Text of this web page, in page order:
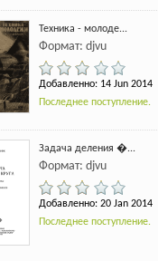
Техника - молоде...
Формат: djvu
Добавленно: 14 Jun 2014
Последнее поступление.
Задача деления �...
Формат: djvu
Добавленно: 20 Jan 2014
Последнее поступление.